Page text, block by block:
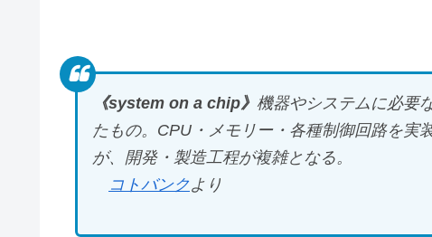
《system on a chip》 機器やシステムに必要
たもの。CPU・メモリー・各種制御回路を実
が、開発・製造工程が複雑となる。
コトバンクより